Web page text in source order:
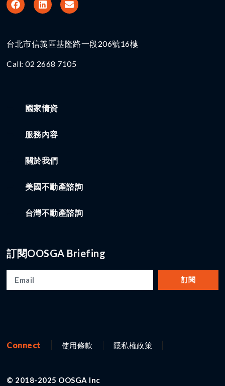
台北市信義區基隆路一段206號16樓​
Call: 02 2668 7105
國家情資
服務內容
關於我們
美國不動產諮詢
台灣不動產諮詢
訂閱OOSGA Briefing
訂閱
Connect 使用條款 隱私權政策
© 2018-2025 OOSGA Inc